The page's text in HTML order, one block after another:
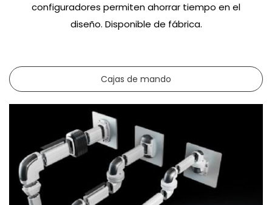
configuradores permiten ahorrar tiempo en el
diseño. Disponible de fábrica.
Cajas de mando